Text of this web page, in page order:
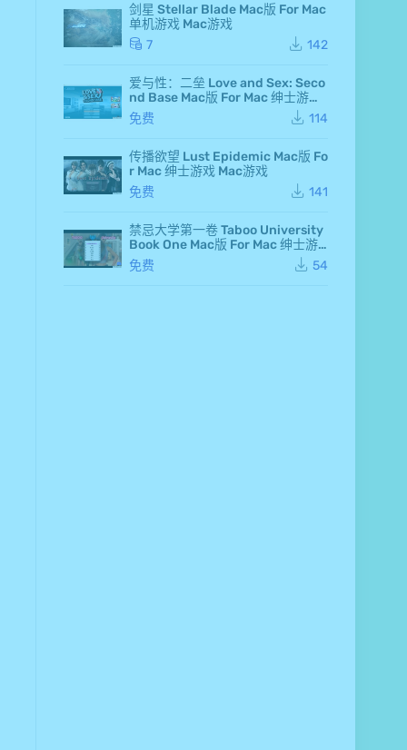
版
r M
机
游
戏
Ma
游
仙
剑
侠
传
七
剑星 Stellar Blade Mac版 For Mac
单机游戏 Mac游戏
7
142
爱与性：二垒 Love and Sex: Seco
nd Base Mac版 For Mac 绅士游戏
Mac游戏
免费 114
传播欲望 Lust Epidemic Mac版 Fo
r Mac 绅士游戏 Mac游戏
免费
141
禁忌大学第一卷 Taboo University
Book One Mac版 For Mac 绅士游
戏 Mac游戏
免费 54